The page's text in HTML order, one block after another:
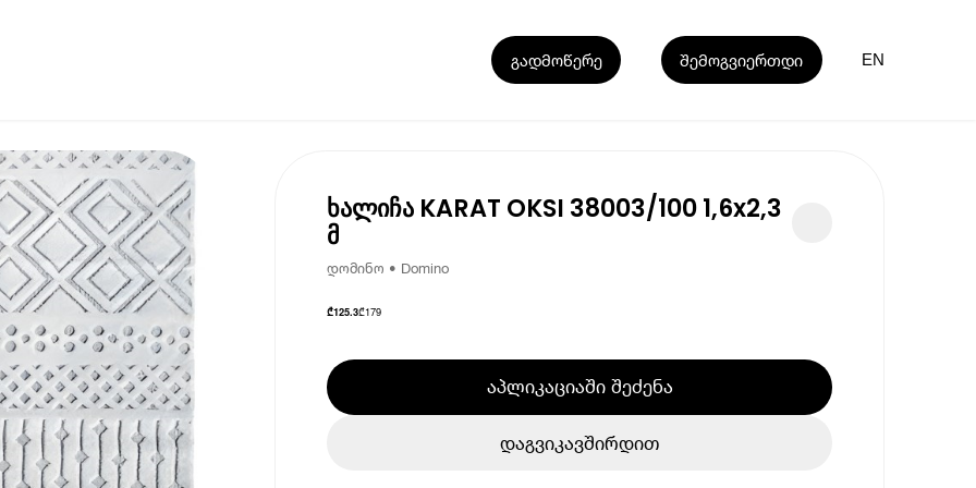
გადმოწერე შემოგვიერთდი EN
ხალიჩა KARAT OKSI 38003/100 1,6x2,3
მ
დომინო • Domino
₾125.3₾179
აპლიკაციაში შეძენა
დაგვიკავშირდით